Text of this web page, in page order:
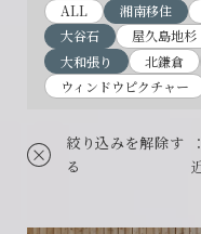
ALL 湘南移住
大谷石
屋久島地杉
大和張り
北鎌倉
ウィンドウピクチャー
絞り込みを解除す
る